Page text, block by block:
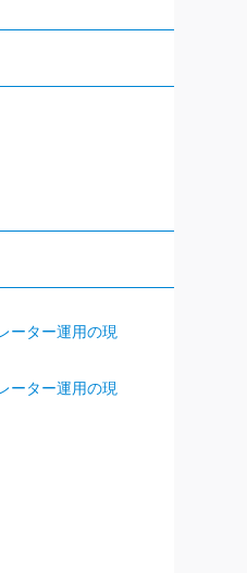
ーター運用の現
ーター運用の現